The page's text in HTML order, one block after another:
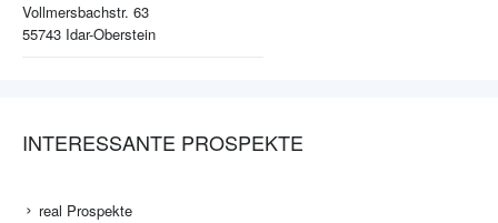
Vollmersbachstr. 63
55743 Idar-Oberstein
INTERESSANTE PROSPEKTE
real Prospekte